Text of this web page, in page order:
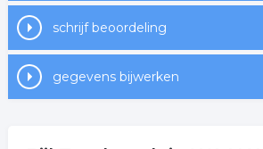
schrijf beoordeling
gegevens bijwerken